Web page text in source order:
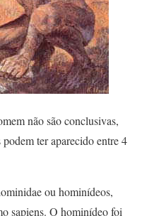
não são conclusivas,
ter aparecido entre 4
ou hominídeos,
sapiens. O hominídeo foi